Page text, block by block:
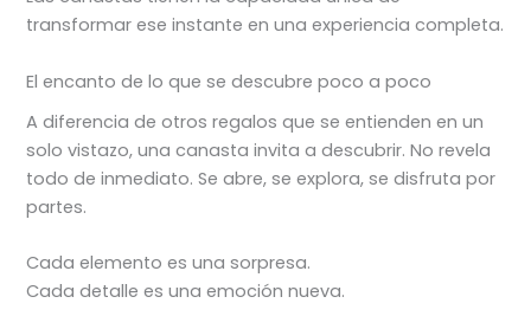
transformar ese instante en una experiencia completa.
El encanto de lo que se descubre poco a poco
A diferencia de otros regalos que se entienden en un
solo vistazo, una canasta invita a descubrir. No revela
todo de inmediato. Se abre, se explora, se disfruta por
partes.
Cada elemento es una sorpresa.
Cada detalle es una emoción nueva.